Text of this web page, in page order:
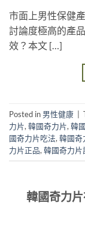
市面上男性保健
討論度極高的產
效？本文 […]
Posted in 男性健康 |
力片, 韓國奇力片, 韓
國奇力片吃法, 韓國奇
力片正品, 韓國奇力片
韓國奇力